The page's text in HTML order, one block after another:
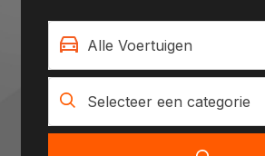
Alle Voertuigen
Selecteer een categorie